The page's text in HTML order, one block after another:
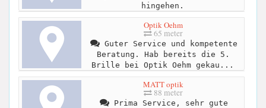
hingehen.
Optik Oehm
65 meter
Guter Service und kompetente
Beratung. Hab bereits die 5.
Brille bei Optik Oehm gekau...
MATT optik
88 meter
Prima Service, sehr gute